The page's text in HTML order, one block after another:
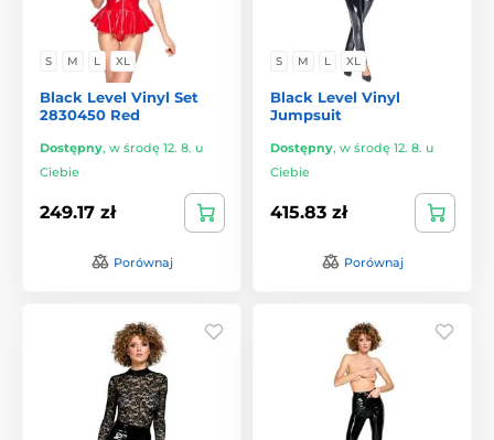
S M L XL
Black Level Vinyl Set
2830450 Red
Dostępny, w środę 12. 8. u
Ciebie
249.17 zł
Porównaj
S M L XL
Black Level Vinyl
Jumpsuit
Dostępny, w środę 12. 8. u
Ciebie
415.83 zł
Porównaj